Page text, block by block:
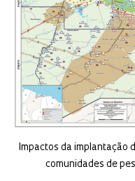
Impactos da implantação
comunidades de